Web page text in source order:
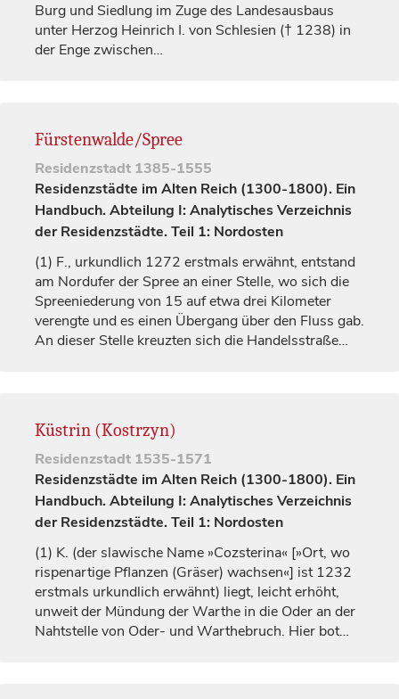
Burg und Siedlung im Zuge des Landesausbaus
unter Herzog Heinrich I. von Schlesien († 1238) in
der Enge zwischen…
Fürstenwalde/Spree
Residenzstadt 1385-1555
Residenzstädte im Alten Reich (1300-1800). Ein
Handbuch. Abteilung I: Analytisches Verzeichnis
der Residenzstädte. Teil 1: Nordosten
(1) F., urkundlich 1272 erstmals erwähnt, entstand
am Nordufer der Spree an einer Stelle, wo sich die
Spreeniederung von 15 auf etwa drei Kilometer
verengte und es einen Übergang über den Fluss gab.
An dieser Stelle kreuzten sich die Handelsstraße…
Küstrin (Kostrzyn)
Residenzstadt 1535-1571
Residenzstädte im Alten Reich (1300-1800). Ein
Handbuch. Abteilung I: Analytisches Verzeichnis
der Residenzstädte. Teil 1: Nordosten
(1) K. (der slawische Name »Cozsterina« [»Ort, wo
rispenartige Pflanzen (Gräser) wachsen«] ist 1232
erstmals urkundlich erwähnt) liegt, leicht erhöht,
unweit der Mündung der Warthe in die Oder an der
Nahtstelle von Oder- und Warthebruch. Hier bot…